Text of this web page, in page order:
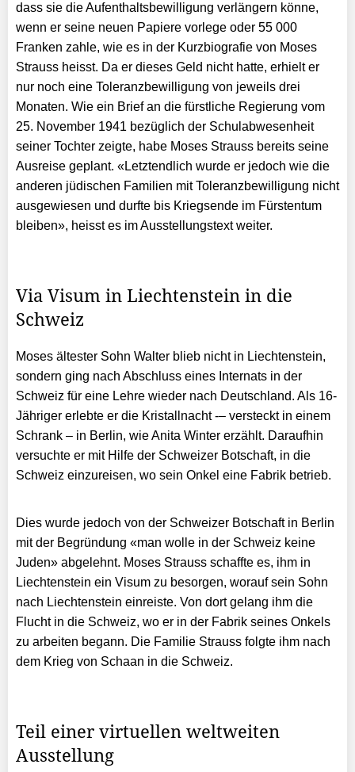
dass sie die Aufenthaltsbewilligung verlängern könne,
wenn er seine neuen Papiere vorlege oder 55 000
Franken zahle, wie es in der Kurzbiografie von Moses
Strauss heisst. Da er dieses Geld nicht hatte, erhielt er
nur noch eine Toleranzbewilligung von jeweils drei
Monaten. Wie ein Brief an die fürstliche Regierung vom
25. November 1941 bezüglich der Schulabwesenheit
seiner Tochter zeigte, habe Moses Strauss bereits seine
Ausreise geplant. «Letztendlich wurde er jedoch wie die
anderen jüdischen Familien mit Toleranzbewilligung nicht
ausgewiesen und durfte bis Kriegsende im Fürstentum
bleiben», heisst es im Ausstellungstext weiter.
Via Visum in Liechtenstein in die
Schweiz
Moses ältester Sohn Walter blieb nicht in Liechtenstein,
sondern ging nach Abschluss eines Internats in der
Schweiz für eine Lehre wieder nach Deutschland. Als 16-
Jähriger erlebte er die Kristallnacht -– versteckt in einem
Schrank – in Berlin, wie Anita Winter erzählt. Daraufhin
versuchte er mit Hilfe der Schweizer Botschaft, in die
Schweiz einzureisen, wo sein Onkel eine Fabrik betrieb.
Dies wurde jedoch von der Schweizer Botschaft in Berlin
mit der Begründung «man wolle in der Schweiz keine
Juden» abgelehnt. Moses Strauss schaffte es, ihm in
Liechtenstein ein Visum zu besorgen, worauf sein Sohn
nach Liechtenstein einreiste. Von dort gelang ihm die
Flucht in die Schweiz, wo er in der Fabrik seines Onkels
zu arbeiten begann. Die Familie Strauss folgte ihm nach
dem Krieg von Schaan in die Schweiz.
Teil einer virtuellen weltweiten
Ausstellung